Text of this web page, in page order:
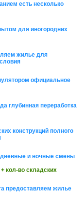
есть несколько
для иногородних
жилье для
официальное
глубинная переработка
конструкций полного
дневные и ночные смены
кол-во складских
предоставляем жилье